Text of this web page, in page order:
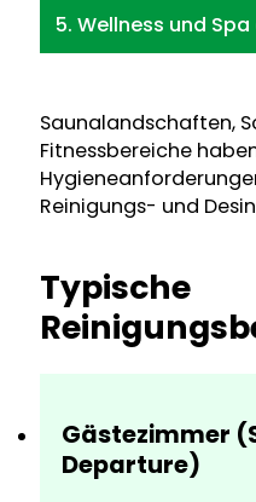
5. Wellness und
Saunalandschaften,
Fitnessbereiche
Reinigungs- und
Typische
Gästezimmer
Departure)